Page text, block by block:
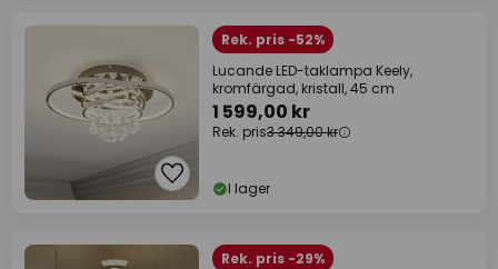
Rek. pris -52%
Lucande LED-taklampa Keely,
kromfärgad, kristall, 45 cm
1 599,00 kr
Rek. pris3 349,00 kr
I lager
Rek. pris -29%